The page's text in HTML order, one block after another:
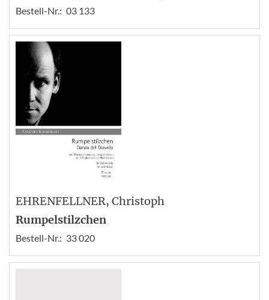
Bestell-Nr.: 03 133
EHRENFELLNER, Christoph
Rumpelstilzchen
Bestell-Nr.: 33 020